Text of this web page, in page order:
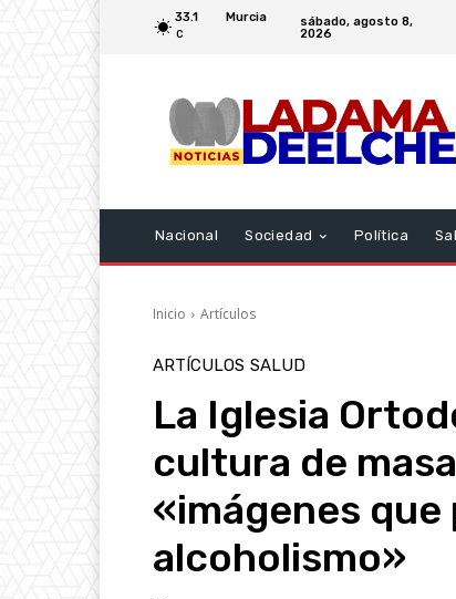
33.1
C
Murcia
sábado, agosto 8,
2026
Nacional Sociedad Política
Inicio Artículos
ARTÍCULOS SALUD
La Iglesia
cultura de
«imágenes
alcoholismo»